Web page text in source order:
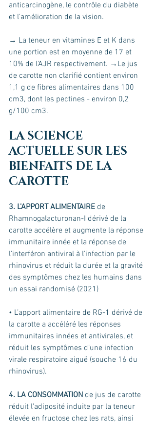
anticarcinogène, le contrôle du diabète
et l'amélioration de la vision.
→ La teneur en vitamines E et K dans
une portion est en moyenne de 17 et
10% de l'AJR respectivement. →Le jus
de carotte non clarifié contient environ
1,1 g de fibres alimentaires dans 100
cm3, dont les pectines - environ 0,2
g/100 cm3.
LA SCIENCE
ACTUELLE SUR LES
BIENFAITS DE LA
CAROTTE
3. L’APPORT ALIMENTAIRE de
Rhamnogalacturonan-I dérivé de la
carotte accélère et augmente la réponse
immunitaire innée et la réponse de
l'interféron antiviral à l'infection par le
rhinovirus et réduit la durée et la gravité
des symptômes chez les humains dans
un essai randomisé (2021)
• L’apport alimentaire de RG-1 dérivé de
la carotte a accéléré les réponses
immunitaires innées et antivirales, et
réduit les symptômes d’une infection
virale respiratoire aiguë (souche 16 du
rhinovirus).
4. LA CONSOMMATION de jus de carotte
réduit l'adiposité induite par la teneur
élevée en fructose chez les rats, ainsi